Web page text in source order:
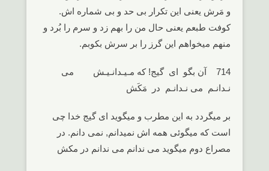
و مَرش یعنی این تکرار بی حد و بی شماره اش.
کوفت طبعم یعنی حال من را بهم زد و سرم را بُرد و
منهم میخواهم این گرز را بر سرش بکوبم.
714 آن بگو ای گیج! که مـیـدانـیـش می
نـدانـم می نـدانـم در مَکَش
بر میگردد به این مطرب و میگوید ای گیج خدا چی
است که میگوئی همه اش نمیدانم, نمی دانم. در
مصراع دوم میگوید می ندانم می ندانم در مکش